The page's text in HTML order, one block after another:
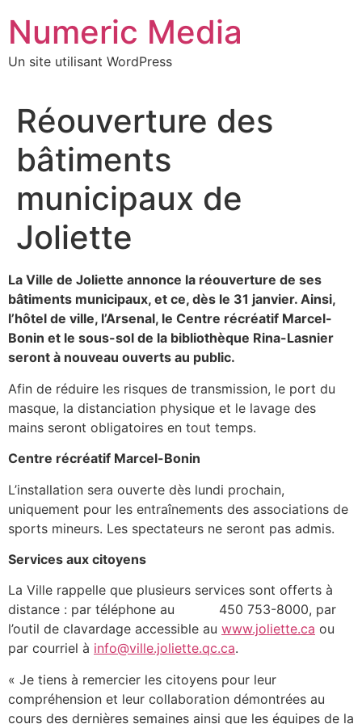
contenu
Numeric Media
Un site utilisant WordPress
Réouverture des
bâtiments
municipaux de
Joliette
La Ville de Joliette annonce la réouverture de ses
bâtiments municipaux, et ce, dès le 31 janvier. Ainsi,
l’hôtel de ville, l’Arsenal, le Centre récréatif Marcel-
Bonin et le sous-sol de la bibliothèque Rina-Lasnier
seront à nouveau ouverts au public.
Afin de réduire les risques de transmission, le port du
masque, la distanciation physique et le lavage des
mains seront obligatoires en tout temps.
Centre récréatif Marcel-Bonin
L’installation sera ouverte dès lundi prochain,
uniquement pour les entraînements des associations de
sports mineurs. Les spectateurs ne seront pas admis.
Services aux citoyens
La Ville rappelle que plusieurs services sont offerts à
distance : par téléphone au 450 753-8000, par
l’outil de clavardage accessible au www.joliette.ca ou
par courriel à info@ville.joliette.qc.ca.
« Je tiens à remercier les citoyens pour leur
compréhension et leur collaboration démontrées au
cours des dernières semaines ainsi que les équipes de la